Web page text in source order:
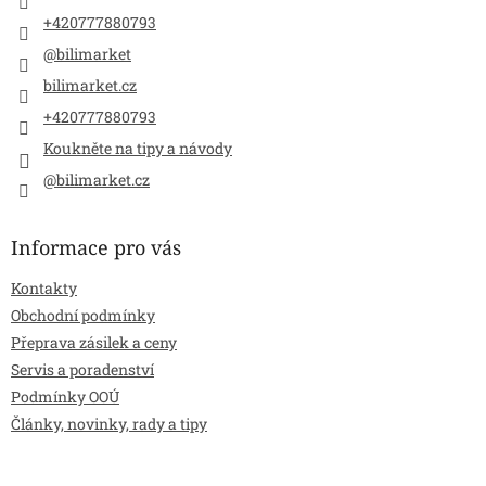
+420777880793
@bilimarket
bilimarket.cz
+420777880793
Koukněte na tipy a návody
@bilimarket.cz
Informace pro vás
Kontakty
Obchodní podmínky
Přeprava zásilek a ceny
Servis a poradenství
Podmínky OOÚ
Články, novinky, rady a tipy